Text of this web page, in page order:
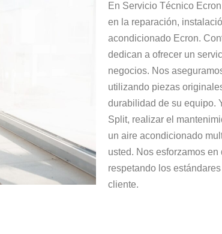
En Servicio Técnico
en la reparación,
acondicionado Ecron.
dedican a ofrecer un
negocios. Nos
utilizando piezas
durabilidad de su equipo.
Split, realizar el
un aire acondicionado
usted. Nos esforzamos
respetando los
cliente.